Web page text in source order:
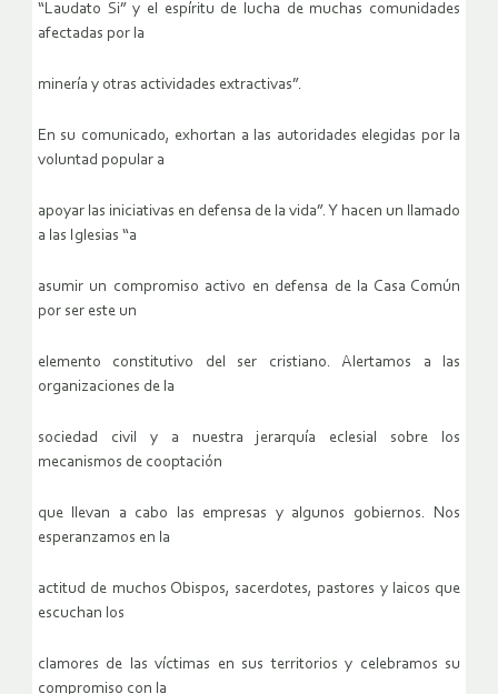
“Laudato Si” y el espíritu de lucha de muchas comunidades
afectadas por la
minería y otras actividades extractivas”.
En su comunicado, exhortan a las autoridades elegidas por la
voluntad popular a
apoyar las iniciativas en defensa de la vida”. Y hacen un llamado
a las Iglesias “a
asumir un compromiso activo en defensa de la Casa Común
por ser este un
elemento constitutivo del ser cristiano. Alertamos a las
organizaciones de la
sociedad civil y a nuestra jerarquía eclesial sobre los
mecanismos de cooptación
que llevan a cabo las empresas y algunos gobiernos. Nos
esperanzamos en la
actitud de muchos Obispos, sacerdotes, pastores y laicos que
escuchan los
clamores de las víctimas en sus territorios y celebramos su
compromiso con la